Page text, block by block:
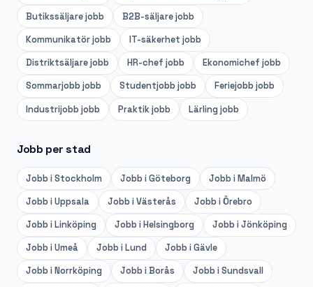
Butikssäljarejobb B2B-säljarejobb
Kommunikatörjobb IT-säkerhet jobb
Distriktsäljarejobb HR-chef jobb Ekonomichef jobb
Sommarjobb jobb Studentjobb jobb Feriejobb jobb
Industrijobb jobb Praktikjobb Lärling jobb
Jobb per stad
Jobb iStockholm Jobb iGöteborg Jobb iMalmö
Jobb iUppsala Jobb iVästerås Jobb iÖrebro
Jobb iLinköping Jobb iHelsingborg Jobb iJönköping
Jobb iUmeå Jobb iLund Jobb iGävle
Jobb iNorrköping Jobb iBorås Jobb iSundsvall